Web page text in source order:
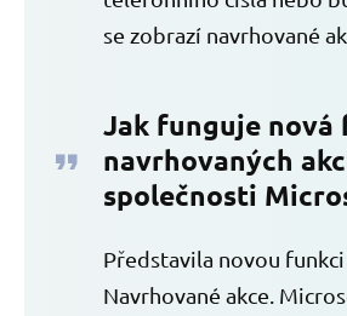
se zobrazí navrhované
Jak funguje nová
navrhovaných
společnosti
Představila novou funkci
Navrhované akce.